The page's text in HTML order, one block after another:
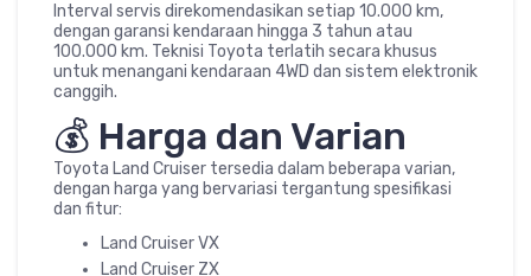
Interval servis direkomendasikan setiap 10.000 km,
dengan garansi kendaraan hingga 3 tahun atau
100.000 km. Teknisi Toyota terlatih secara khusus
untuk menangani kendaraan 4WD dan sistem elektronik
canggih.
💰 Harga dan Varian
Toyota Land Cruiser tersedia dalam beberapa varian,
dengan harga yang bervariasi tergantung spesifikasi
dan fitur:
Land Cruiser VX
Land Cruiser ZX